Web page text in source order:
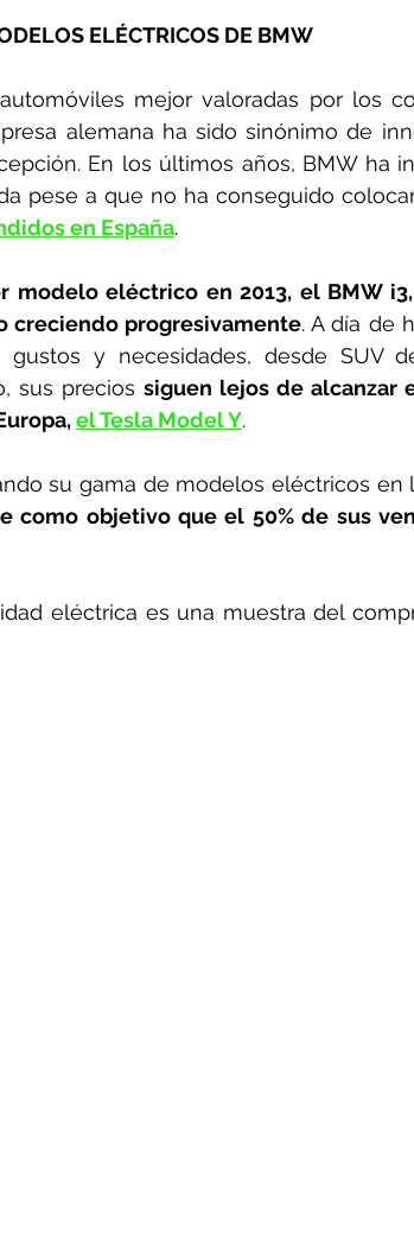
ELÉCTRICOS DE BMW
mejor valoradas por los
alemana ha sido sinónimo de
En los últimos años, BMW ha
pese a que no ha conseguido
en España.
modelo eléctrico en 2013, el BMW
creciendo progresivamente. A día de
y necesidades, desde SUV
sus precios siguen lejos de alcanzar
el Tesla Model Y.
su gama de modelos eléctricos en
como objetivo que el 50% de sus
eléctrica es una muestra del